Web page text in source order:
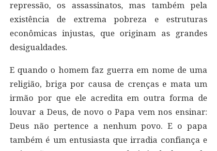
repressão, os assassinatos, mas também pela
existência de extrema pobreza e estruturas
econômicas injustas, que originam as grandes
desigualdades.
E quando o homem faz guerra em nome de uma
religião, briga por causa de crenças e mata um
irmão por que ele acredita em outra forma de
louvar a Deus, de novo o Papa vem nos ensinar:
Deus não pertence a nenhum povo. E o papa
também é um entusiasta que irradia confiança e